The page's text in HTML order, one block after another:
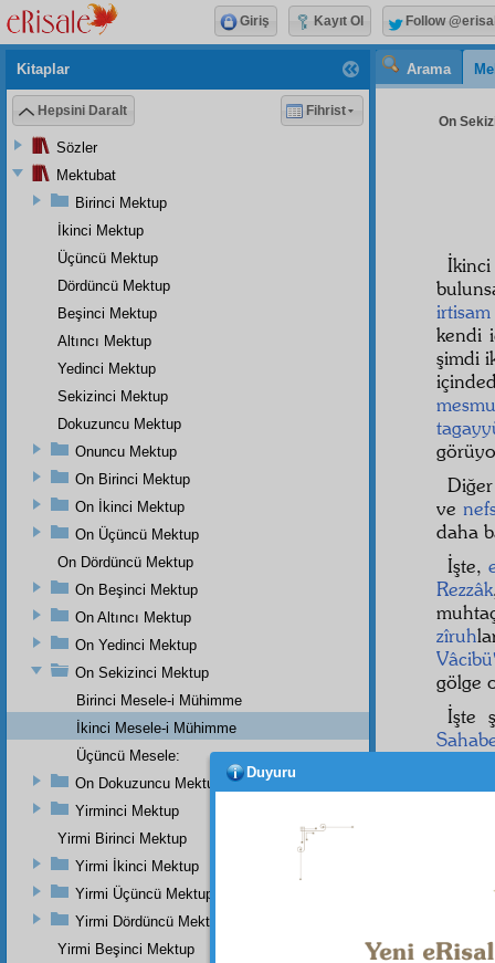
Arama
On
irtisam
kendi
şimdi
ve
daha
İşte,
Rezzâk
zîruh
gölge
İşte
Kitaplar
Hepsini Daralt Fihrist
Sözler
Mektubat
Birinci Mektup
İkinci Mektup
Üçüncü Mektup
Dördüncü Mektup
Beşinci Mektup
Altıncı Mektup
Yedinci Mektup
Sekizinci Mektup
Dokuzuncu Mektup
Onuncu Mektup
On Birinci Mektup
On İkinci Mektup
On Üçüncü Mektup
On Dördüncü Mektup
On Beşinci Mektup
On Altıncı Mektup
On Yedinci Mektup
On Sekizinci Mektup
Birinci Mesele-i Mühimme
İkinci Mesele-i Mühimme
Üçüncü Mesele:
On Dokuzuncu Mektup
Yirminci Mektup
Yirmi Birinci Mektup
Yirmi İkinci Mektup
Yirmi Üçüncü Mektup
Yirmi Dördüncü Mektup
Yirmi Beşinci Mektup
Giriş Kayıt Ol Follow
Duyuru